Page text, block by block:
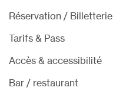
Réservation / Billetterie
Tarifs & Pass
Accès & accessibilité
Bar / restaurant